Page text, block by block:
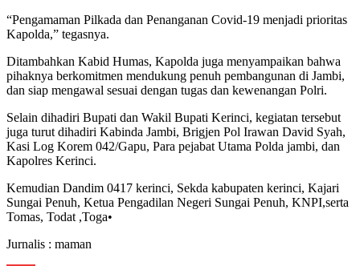
“Pengamaman Pilkada dan Penanganan Covid-19 menjadi prioritas
Kapolda,” tegasnya.
Ditambahkan Kabid Humas, Kapolda juga menyampaikan bahwa
pihaknya berkomitmen mendukung penuh pembangunan di Jambi,
dan siap mengawal sesuai dengan tugas dan kewenangan Polri.
Selain dihadiri Bupati dan Wakil Bupati Kerinci, kegiatan tersebut
juga turut dihadiri Kabinda Jambi, Brigjen Pol Irawan David Syah,
Kasi Log Korem 042/Gapu, Para pejabat Utama Polda jambi, dan
Kapolres Kerinci.
Kemudian Dandim 0417 kerinci, Sekda kabupaten kerinci, Kajari
Sungai Penuh, Ketua Pengadilan Negeri Sungai Penuh, KNPI,serta
Tomas, Todat ,Toga•
Jurnalis : maman